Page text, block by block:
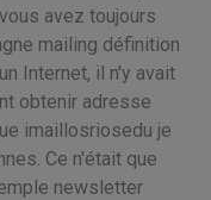
avez toujours
mailing définition
Internet, il n'y avait
obtenir adresse
imaillosriosedu je
Ce n'était que
newsletter